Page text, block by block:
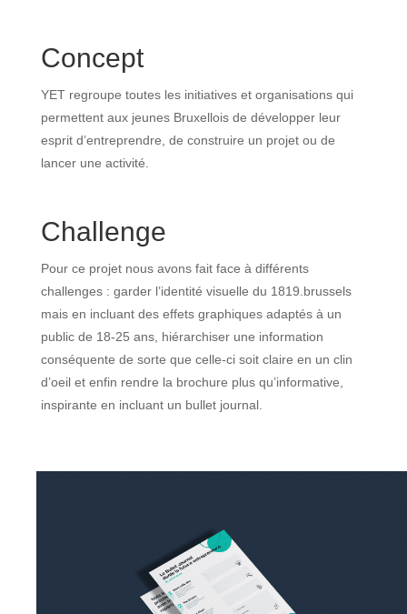
Concept
YET regroupe toutes les initiatives et organisations qui
permettent aux jeunes Bruxellois de développer leur
esprit d’entreprendre, de construire un projet ou de
lancer une activité.
Challenge
Pour ce projet nous avons fait face à différents
challenges : garder l’identité visuelle du 1819.brussels
mais en incluant des effets graphiques adaptés à un
public de 18-25 ans, hiérarchiser une information
conséquente de sorte que celle-ci soit claire en un clin
d’oeil et enfin rendre la brochure plus qu’informative,
inspirante en incluant un bullet journal.